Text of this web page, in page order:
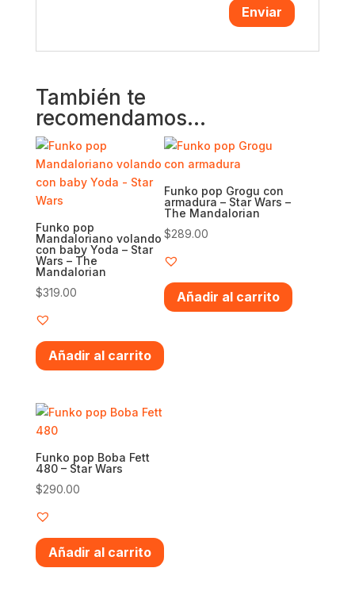
También te
recomendamos…
Funko pop
Mandaloriano volando
con baby Yoda – Star
Wars – The
Mandalorian
$319.00
Añadir al carrito
Funko pop Grogu con
armadura – Star Wars –
The Mandalorian
$289.00
Añadir al carrito
Funko pop Boba Fett
480 – Star Wars
$290.00
Añadir al carrito